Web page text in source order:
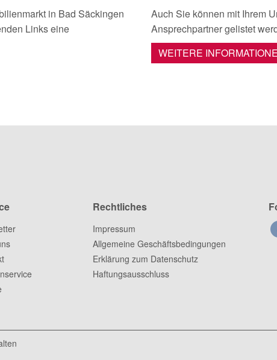
in Bad Säckingen
Links eine
Auch Sie können mit Ihrem
Ansprechpartner gelistet
WEITERE
Rechtliches
Impressum
Allgemeine Geschäftsbedingungen
Erklärung zum Datenschutz
Haftungsausschluss